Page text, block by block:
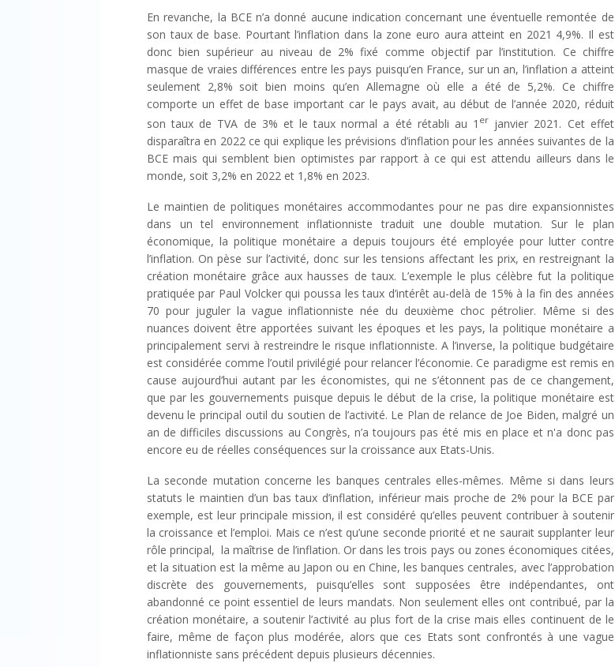
En revanche, la BCE n’a donné aucune indication concernant une éventuelle remontée de
son taux de base. Pourtant l’inflation dans la zone euro aura atteint en 2021 4,9%. Il est
donc bien supérieur au niveau de 2% fixé comme objectif par l’institution. Ce chiffre
masque de vraies différences entre les pays puisqu’en France, sur un an, l’inflation a atteint
seulement 2,8% soit bien moins qu’en Allemagne où elle a été de 5,2%. Ce chiffre
comporte un effet de base important car le pays avait, au début de l’année 2020, réduit
son taux de TVA de 3% et le taux normal a été rétabli au 1 er janvier 2021. Cet effet
disparaîtra en 2022 ce qui explique les prévisions d’inflation pour les années suivantes de la
BCE mais qui semblent bien optimistes par rapport à ce qui est attendu ailleurs dans le
monde, soit 3,2% en 2022 et 1,8% en 2023.
Le maintien de politiques monétaires accommodantes pour ne pas dire expansionnistes
dans un tel environnement inflationniste traduit une double mutation. Sur le plan
économique, la politique monétaire a depuis toujours été employée pour lutter contre
l’inflation. On pèse sur l’activité, donc sur les tensions affectant les prix, en restreignant la
création monétaire grâce aux hausses de taux. L’exemple le plus célèbre fut la politique
pratiquée par Paul Volcker qui poussa les taux d’intérêt au-delà de 15% à la fin des années
70 pour juguler la vague inflationniste née du deuxième choc pétrolier. Même si des
nuances doivent être apportées suivant les époques et les pays, la politique monétaire a
principalement servi à restreindre le risque inflationniste. A l’inverse, la politique budgétaire
est considérée comme l’outil privilégié pour relancer l’économie. Ce paradigme est remis en
cause aujourd’hui autant par les économistes, qui ne s’étonnent pas de ce changement,
que par les gouvernements puisque depuis le début de la crise, la politique monétaire est
devenu le principal outil du soutien de l’activité. Le Plan de relance de Joe Biden, malgré un
an de difficiles discussions au Congrès, n’a toujours pas été mis en place et n'a donc pas
encore eu de réelles conséquences sur la croissance aux Etats-Unis.
La seconde mutation concerne les banques centrales elles-mêmes. Même si dans leurs
statuts le maintien d’un bas taux d’inflation, inférieur mais proche de 2% pour la BCE par
exemple, est leur principale mission, il est considéré qu’elles peuvent contribuer à soutenir
la croissance et l’emploi. Mais ce n’est qu’une seconde priorité et ne saurait supplanter leur
rôle principal, la maîtrise de l’inflation. Or dans les trois pays ou zones économiques citées,
et la situation est la même au Japon ou en Chine, les banques centrales, avec l’approbation
discrète des gouvernements, puisqu’elles sont supposées être indépendantes, ont
abandonné ce point essentiel de leurs mandats. Non seulement elles ont contribué, par la
création monétaire, a soutenir l’activité au plus fort de la crise mais elles continuent de le
faire, même de façon plus modérée, alors que ces Etats sont confrontés à une vague
inflationniste sans précédent depuis plusieurs décennies.